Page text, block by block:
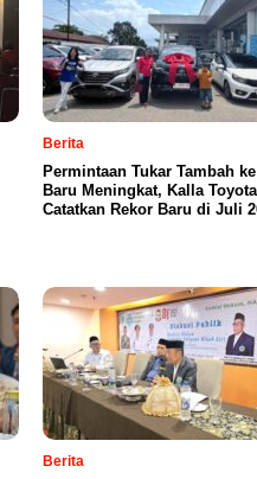
Berita
Permintaan Tukar Tambah
Baru Meningkat, Kalla
Catatkan Rekor Baru di Juli
Berita